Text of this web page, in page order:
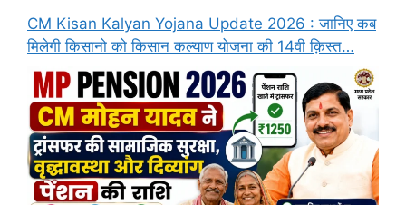
CM Kisan Kalyan Yojana Update 2026 : जानिए कब
मिलेगी किसानो को किसान कल्याण योजना की 14वी क़िस्त…